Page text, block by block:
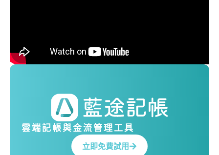
雲端記帳與金流管理工具
立即免費試用